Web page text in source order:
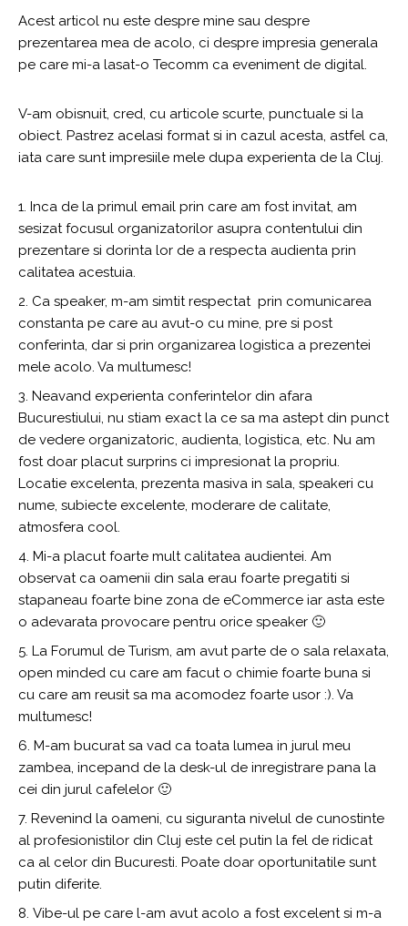
Acest articol nu este despre mine sau despre
prezentarea mea de acolo, ci despre impresia generala
pe care mi-a lasat-o Tecomm ca eveniment de digital.
V-am obisnuit, cred, cu articole scurte, punctuale si la
obiect. Pastrez acelasi format si in cazul acesta, astfel ca,
iata care sunt impresiile mele dupa experienta de la Cluj.
Inca de la primul email prin care am fost invitat, am
sesizat focusul organizatorilor asupra contentului din
prezentare si dorinta lor de a respecta audienta prin
calitatea acestuia.
Ca speaker, m-am simtit respectat prin comunicarea
constanta pe care au avut-o cu mine, pre si post
conferinta, dar si prin organizarea logistica a prezentei
mele acolo. Va multumesc!
Neavand experienta conferintelor din afara
Bucurestiului, nu stiam exact la ce sa ma astept din punct
de vedere organizatoric, audienta, logistica, etc. Nu am
fost doar placut surprins ci impresionat la propriu.
Locatie excelenta, prezenta masiva in sala, speakeri cu
nume, subiecte excelente, moderare de calitate,
atmosfera cool.
Mi-a placut foarte mult calitatea audientei. Am
observat ca oamenii din sala erau foarte pregatiti si
stapaneau foarte bine zona de eCommerce iar asta este
o adevarata provocare pentru orice speaker 🙂
La Forumul de Turism, am avut parte de o sala relaxata,
open minded cu care am facut o chimie foarte buna si
cu care am reusit sa ma acomodez foarte usor :). Va
multumesc!
M-am bucurat sa vad ca toata lumea in jurul meu
zambea, incepand de la desk-ul de inregistrare pana la
cei din jurul cafelelor 🙂
Revenind la oameni, cu siguranta nivelul de cunostinte
al profesionistilor din Cluj este cel putin la fel de ridicat
ca al celor din Bucuresti. Poate doar oportunitatile sunt
putin diferite.
Vibe-ul pe care l-am avut acolo a fost excelent si m-a